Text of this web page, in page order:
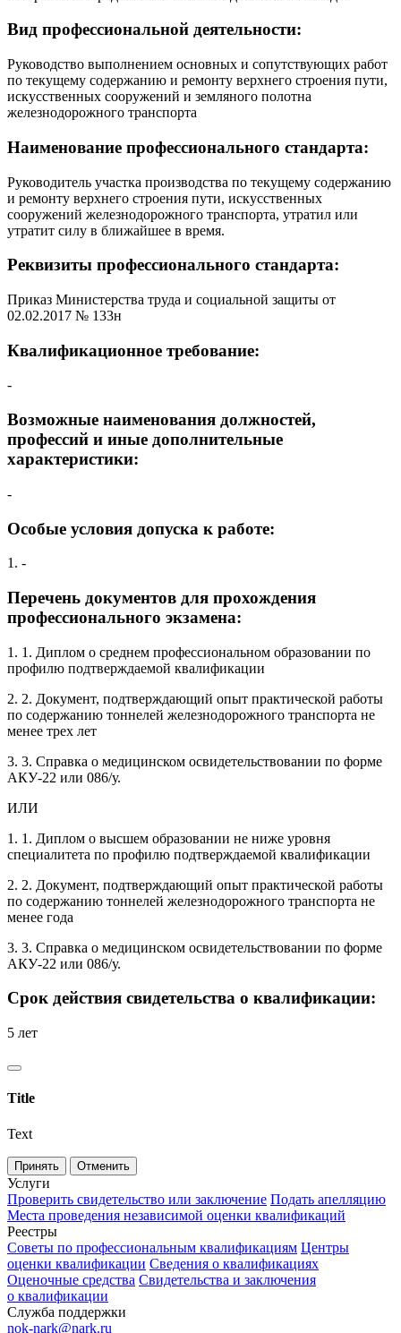
Вид профессиональной деятельности:
Руководство выполнением основных и сопутствующих работ
по текущему содержанию и ремонту верхнего строения пути,
искусственных сооружений и земляного полотна
железнодорожного транспорта
Наименование профессионального стандарта:
Руководитель участка производства по текущему содержанию
и ремонту верхнего строения пути, искусственных
сооружений железнодорожного транспорта, утратил или
утратит силу в ближайшее в время.
Реквизиты профессионального стандарта:
Приказ Министерства труда и социальной защиты от
02.02.2017 № 133н
Квалификационное требование:
-
Возможные наименования должностей,
профессий и иные дополнительные
характеристики:
-
Особые условия допуска к работе:
1. -
Перечень документов для прохождения
профессионального экзамена:
1. 1. Диплом о среднем профессиональном образовании по
профилю подтверждаемой квалификации
2. 2. Документ, подтверждающий опыт практической работы
по содержанию тоннелей железнодорожного транспорта не
менее трех лет
3. 3. Справка о медицинском освидетельствовании по форме
АКУ-22 или 086/у.
ИЛИ
1. 1. Диплом о высшем образовании не ниже уровня
специалитета по профилю подтверждаемой квалификации
2. 2. Документ, подтверждающий опыт практической работы
по содержанию тоннелей железнодорожного транспорта не
менее года
3. 3. Справка о медицинском освидетельствовании по форме
АКУ-22 или 086/у.
Срок действия свидетельства о квалификации:
5 лет
Title
Text
Принять Отменить
Услуги
Проверить свидетельство или заключение Подать апелляцию
Места проведения независимой оценки квалификаций
Реестры
Советы по профессиональным квалификациям Центры
оценки квалификации Сведения о квалификациях
Оценочные средства Свидетельства и заключения
о квалификации
Служба поддержки
nok-nark@nark.ru